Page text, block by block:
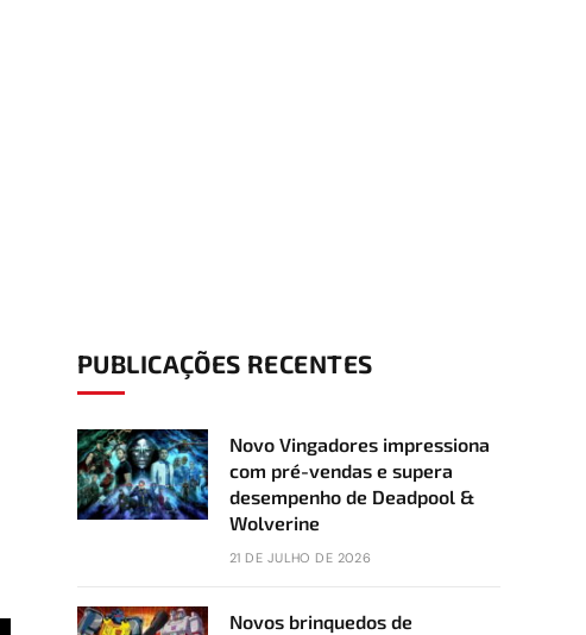
PUBLICAÇÕES RECENTES
Novo Vingadores impressiona
com pré-vendas e supera
desempenho de Deadpool &
Wolverine
21 DE JULHO DE 2026
Novos brinquedos de